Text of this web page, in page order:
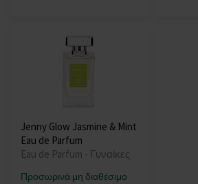
Jenny Glow Jasmine & Mint
Eau de Parfum
Eau de Parfum - Γυναίκες
Προσωρινά μη διαθέσιμο